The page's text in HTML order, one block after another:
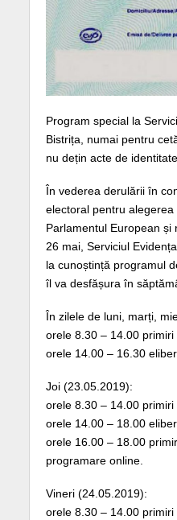
Program special la
Bistrița, numai pentru
nu dețin acte de
În vederea derulării în
electoral pentru
Parlamentul European
26 mai, Serviciul
la cunoștință programul
îl va desfășura în
În zilele de luni, marți,
orele 8.30 – 14.00 primiri
orele 14.00 – 16.30
Joi (23.05.2019):
orele 8.30 – 14.00 primiri
orele 14.00 – 18.00
orele 16.00 – 18.00
programare online.
Vineri (24.05.2019):
orele 8.30 – 14.00 primiri